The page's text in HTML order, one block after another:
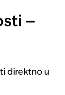
–
direktno u